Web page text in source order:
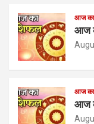
आज का
आज
आज का
आज